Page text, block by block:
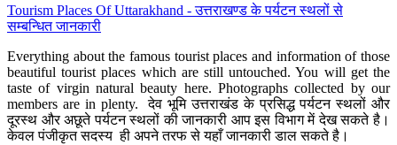
Tourism Places Of Uttarakhand - उत्तराखण्ड के पर्यटन स्थलों से
सम्बन्धित जानकारी
Everything about the famous tourist places and information of those
beautiful tourist places which are still untouched. You will get the
taste of virgin natural beauty here. Photographs collected by our
members are in plenty. देव भूमि उत्तराखंड के प्रसिद्ध पर्यटन स्थलों और
दूरस्थ और अछूते पर्यटन स्थलों की जानकारी आप इस विभाग में देख सकते है।
केवल पंजीकृत सदस्य ही अपने तरफ से यहाँ जानकारी डाल सकते है।